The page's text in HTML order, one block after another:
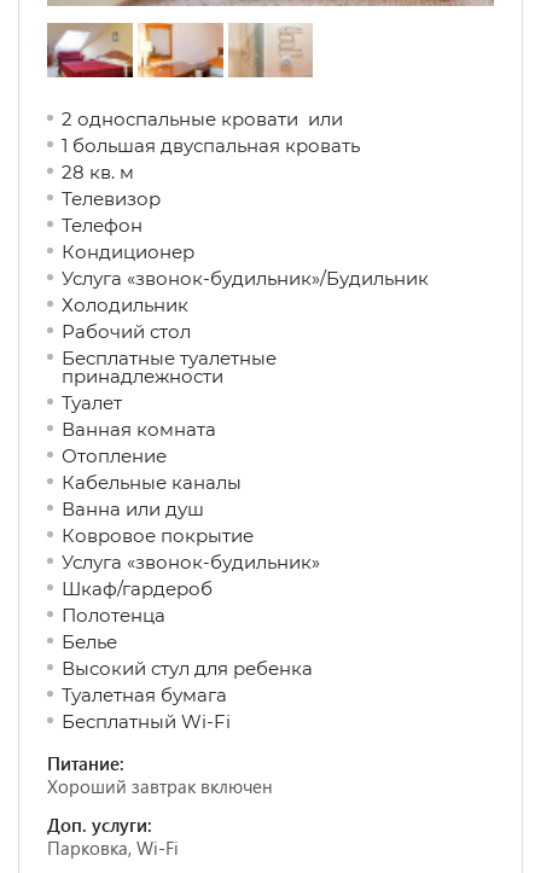
2 односпальные кровати или
1 большая двуспальная кровать
28 кв. м
Телевизор
Телефон
Кондиционер
Услуга «звонок-будильник»/Будильник
Холодильник
Рабочий стол
Бесплатные туалетные
принадлежности
Туалет
Ванная комната
Отопление
Кабельные каналы
Ванна или душ
Ковровое покрытие
Услуга «звонок-будильник»
Шкаф/гардероб
Полотенца
Белье
Высокий стул для ребенка
Туалетная бумага
Бесплатный Wi-Fi
Питание:
Хороший завтрак включен
Доп. услуги:
Парковка, Wi-Fi